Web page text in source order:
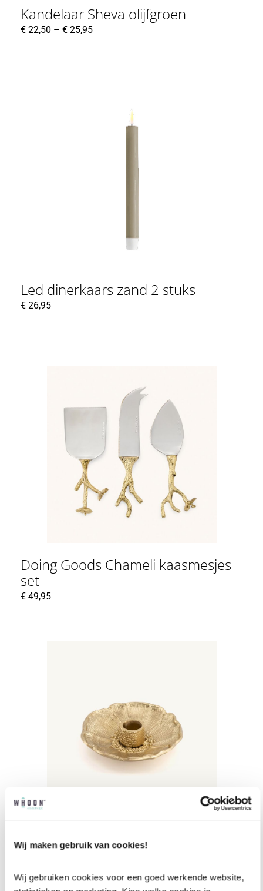
Wij maken gebruik van cookies!
Wij gebruiken cookies voor een goed werkende website,
Kandelaar Sheva olijfgroen
€ 22,50 – € 25,95
Led dinerkaars zand 2 stuks
€ 26,95
Doing Goods Chameli kaasmesjes
set
€ 49,95
DOING GOODS Mia Poppy
kandelaar
€49,95